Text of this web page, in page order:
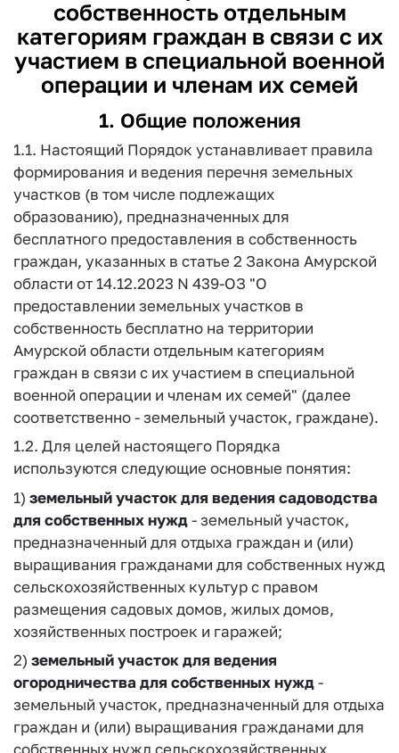
собственность отдельным
категориям граждан в связи с их
участием в специальной военной
операции и членам их семей
1. Общие положения
1.1. Настоящий Порядок устанавливает правила
формирования и ведения перечня земельных
участков (в том числе подлежащих
образованию), предназначенных для
бесплатного предоставления в собственность
граждан, указанных в статье 2 Закона Амурской
области от 14.12.2023 N 439-ОЗ "О
предоставлении земельных участков в
собственность бесплатно на территории
Амурской области отдельным категориям
граждан в связи с их участием в специальной
военной операции и членам их семей" (далее
соответственно - земельный участок, граждане).
1.2. Для целей настоящего Порядка
используются следующие основные понятия:
1) земельный участок для ведения садоводства
для собственных нужд- земельный участок,
предназначенный для отдыха граждан и (или)
выращивания гражданами для собственных нужд
сельскохозяйственных культур с правом
размещения садовых домов, жилых домов,
хозяйственных построек и гаражей;
2) земельный участок для ведения
огородничества для собственных нужд-
земельный участок, предназначенный для отдыха
граждан и (или) выращивания гражданами для
собственных нужд сельскохозяйственных